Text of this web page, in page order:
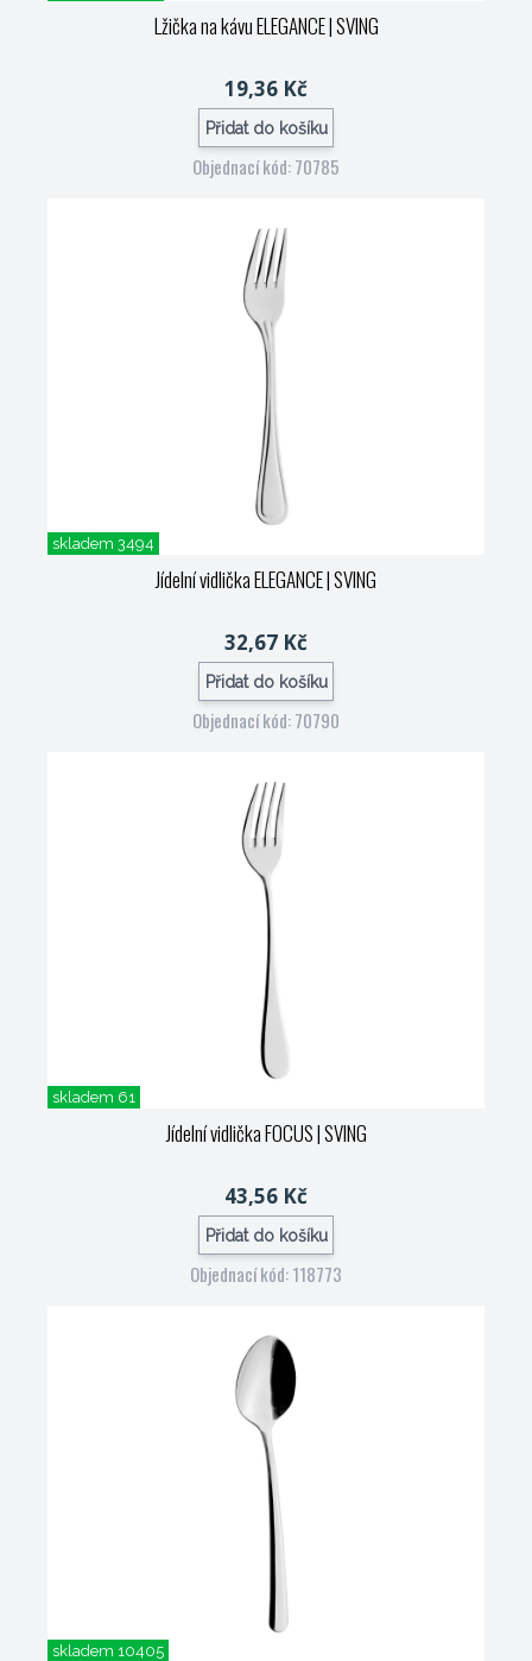
Lžička na kávu ELEGANCE| SVING
19,36 Kč
Přidat do košíku
Objednací kód: 70785
skladem 3494
Jídelní vidlička ELEGANCE| SVING
32,67 Kč
Přidat do košíku
Objednací kód: 70790
skladem 61
Jídelní vidlička FOCUS| SVING
43,56 Kč
Přidat do košíku
Objednací kód: 118773
skladem 10405